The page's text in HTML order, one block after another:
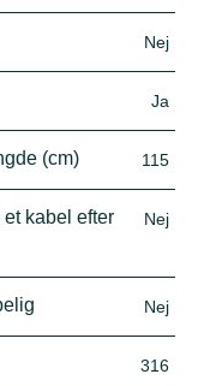
Nej
Ja
(cm) 115
kabel efter
Nej
Nej
316